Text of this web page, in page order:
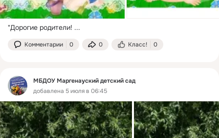
"Дорогие родители! ...
Комментарии 0 0 Класс! 0
МБДОУ Маргенауский детский сад
добавлена 5 июля в 06:45